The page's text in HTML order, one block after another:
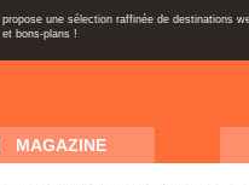
une sélection raffinée de destinations
bons-plans !
MAGAZINE